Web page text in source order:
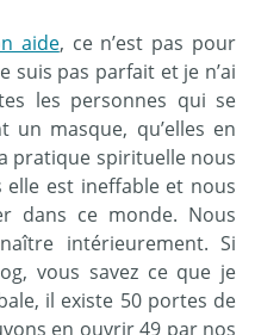
aide, ce n’est pas pour
suis pas parfait et je n’ai
les personnes qui se
masque, qu’elles en
pratique spirituelle nous
est ineffable et nous
dans ce monde. Nous
intérieurement. Si
vous savez ce que je
il existe 50 portes de
en ouvrir 49 par nos